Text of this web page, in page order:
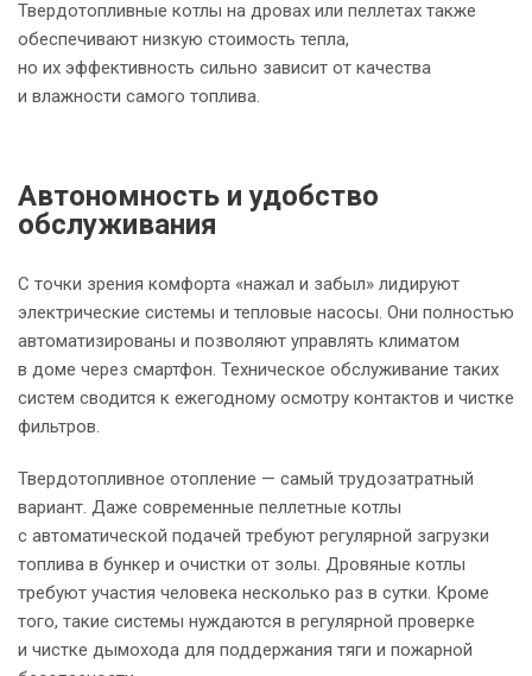
Твердотопливные котлы на дровах или пеллетах также
обеспечивают низкую стоимость тепла,
но их эффективность сильно зависит от качества
и влажности самого топлива.
Автономность и удобство
обслуживания
С точки зрения комфорта «нажал и забыл» лидируют
электрические системы и тепловые насосы. Они полностью
автоматизированы и позволяют управлять климатом
в доме через смартфон. Техническое обслуживание таких
систем сводится к ежегодному осмотру контактов и чистке
фильтров.
Твердотопливное отопление — самый трудозатратный
вариант. Даже современные пеллетные котлы
с автоматической подачей требуют регулярной загрузки
топлива в бункер и очистки от золы. Дровяные котлы
требуют участия человека несколько раз в сутки. Кроме
того, такие системы нуждаются в регулярной проверке
и чистке дымохода для поддержания тяги и пожарной